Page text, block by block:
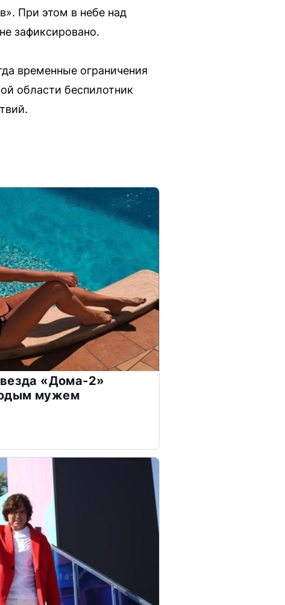
При этом в небе над
зафиксировано.
временные ограничения
области беспилотник
«Дома-2»
мужем